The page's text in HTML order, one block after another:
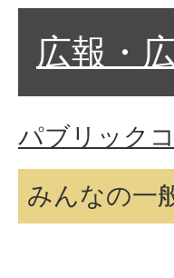
広報・
パブリック
みんなの一